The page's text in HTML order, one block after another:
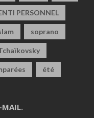
PERSONNEL
soprano
été
MAIL.